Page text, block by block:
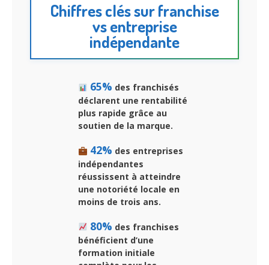
Chiffres clés sur franchise
vs entreprise
indépendante
65% des franchisés
déclarent une rentabilité
plus rapide grâce au
soutien de la marque.
42% des entreprises
indépendantes
réussissent à atteindre
une notoriété locale en
moins de trois ans.
80% des franchises
bénéficient d’une
formation initiale